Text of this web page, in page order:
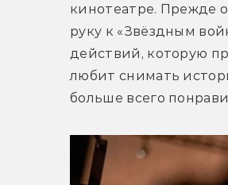
кинотеатре. Прежде
руку к «Звёздным
действий, которую
любит снимать
больше всего